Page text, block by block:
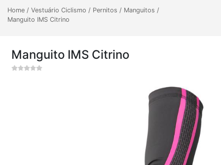
Home / Vestuário Ciclismo / Pernitos / Manguitos /
Manguito IMS Citrino
Manguito IMS Citrino